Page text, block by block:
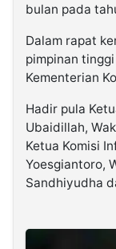
bulan pada
Dalam rapat
pimpinan
Kementerian
Hadir pula
Ubaidillah,
Ketua Komisi
Yoesgiantoro,
Sandhiyudha